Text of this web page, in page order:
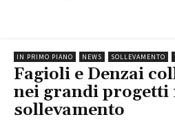
IN PRIMO PIANO NEWS SOLLEVAMENTO
Fagioli e Denzai
nei grandi
sollevamento